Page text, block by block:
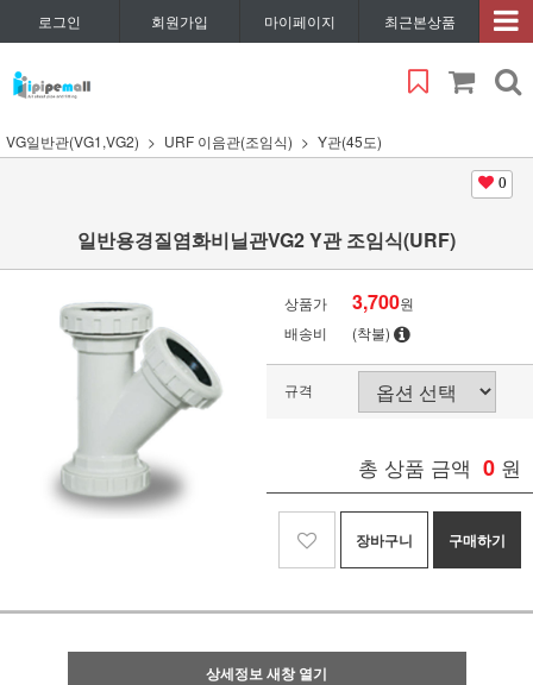
로그인 회원가입 마이페이지 최근본상품
VG일반관(VG1,VG2) URF 이음관(조임식) Y관(45도)
0
일반용경질염화비닐관VG2 Y관 조임식(URF)
상품가 3,700원
배송비
(착불)
규격
총 상품 금액 0 원
장바구니 구매하기
상세정보 새창 열기